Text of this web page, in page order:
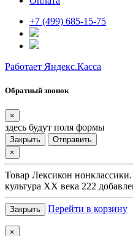
+7 (499) 685-15-75
Работает Яндекс.Касса
Обратный звонок
×
здесь будут поля формы
Закрыть
Отправить
×
Товар Лексикон
культура XX века 222
Закрыть Перейти в корзину
×